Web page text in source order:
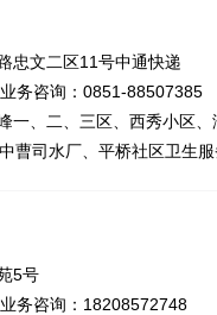
忠文二区11号中通快递
务咨询：0851-88507385
一、二、三区、西秀小区、
曹司水厂、平桥社区卫生
5号
务咨询：18208572748